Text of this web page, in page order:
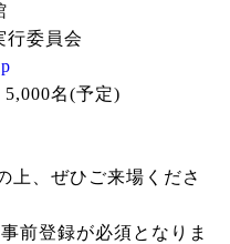
委員会
名(予定)
上、ぜひご来場くださ
前登録が必須となりま